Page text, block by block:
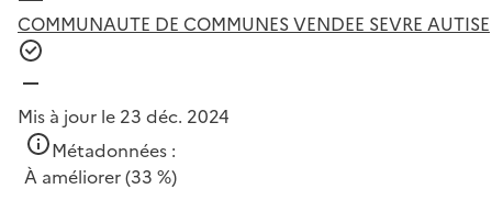
COMMUNAUTE DE COMMUNES VENDEE SEVRE AUTISE
Mis à jour le 23 déc. 2024
Métadonnées :
À améliorer(33 %)